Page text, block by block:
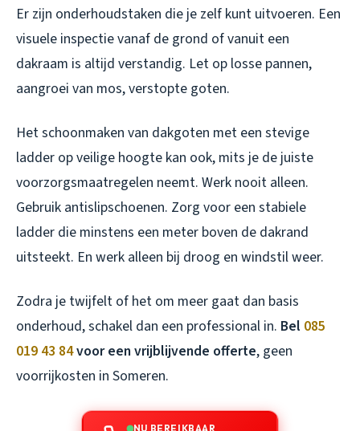
Er zijn onderhoudstaken die je zelf kunt uitvoeren. Een
visuele inspectie vanaf de grond of vanuit een
dakraam is altijd verstandig. Let op losse pannen,
aangroei van mos, verstopte goten.
Het schoonmaken van dakgoten met een stevige
ladder op veilige hoogte kan ook, mits je de juiste
voorzorgsmaatregelen neemt. Werk nooit alleen.
Gebruik antislipschoenen. Zorg voor een stabiele
ladder die minstens een meter boven de dakrand
uitsteekt. En werk alleen bij droog en windstil weer.
Zodra je twijfelt of het om meer gaat dan basis
onderhoud, schakel dan een professional in. Bel 085
019 43 84voor een vrijblijvende offerte, geen
voorrijkosten in Someren.
NU BEREIKBAAR